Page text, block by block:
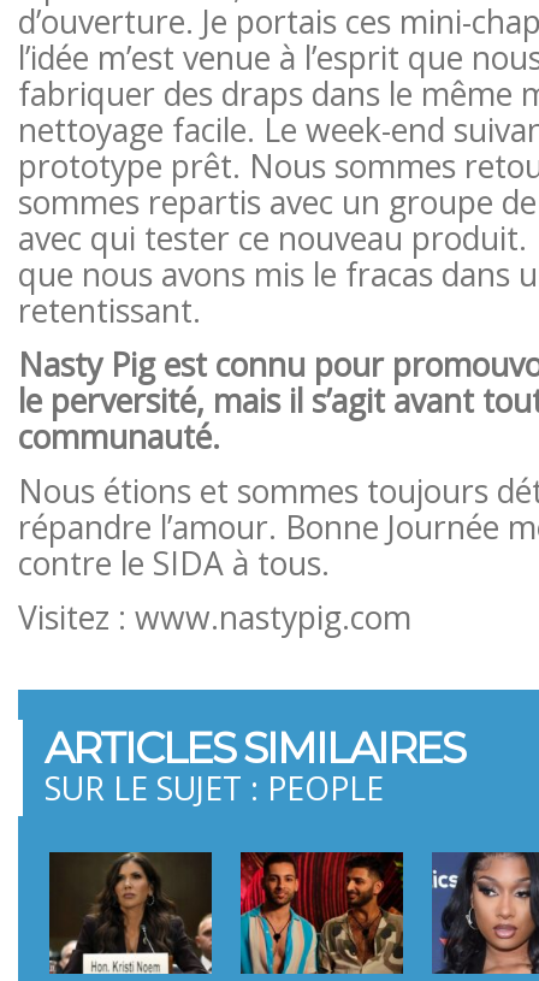
d’ouverture. Je portais ces mini-
l’idée m’est venue à l’esprit que
fabriquer des draps dans le même
nettoyage facile. Le week-end
prototype prêt. Nous sommes
sommes repartis avec un groupe
avec qui tester ce nouveau
que nous avons mis le fracas dans
retentissant.
Nasty Pig est connu pour
le perversité, mais il s’agit avant
communauté.
Nous étions et sommes toujours
répandre l’amour. Bonne Journée
contre le SIDA à tous.
Visitez : www.nastypig.com
ARTICLES SIMILAIRES
SUR LE SUJET : PEOPLE